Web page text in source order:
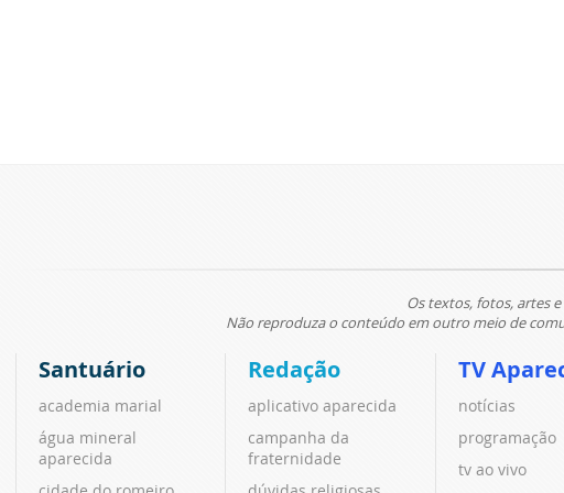
Os textos, fotos, artes
Não reproduza o conteúdo em outro meio de
Santuário
academia marial
água mineral
aparecida
Redação
aplicativo aparecida
campanha da
fraternidade
TV
notícias
programação
tv ao vivo